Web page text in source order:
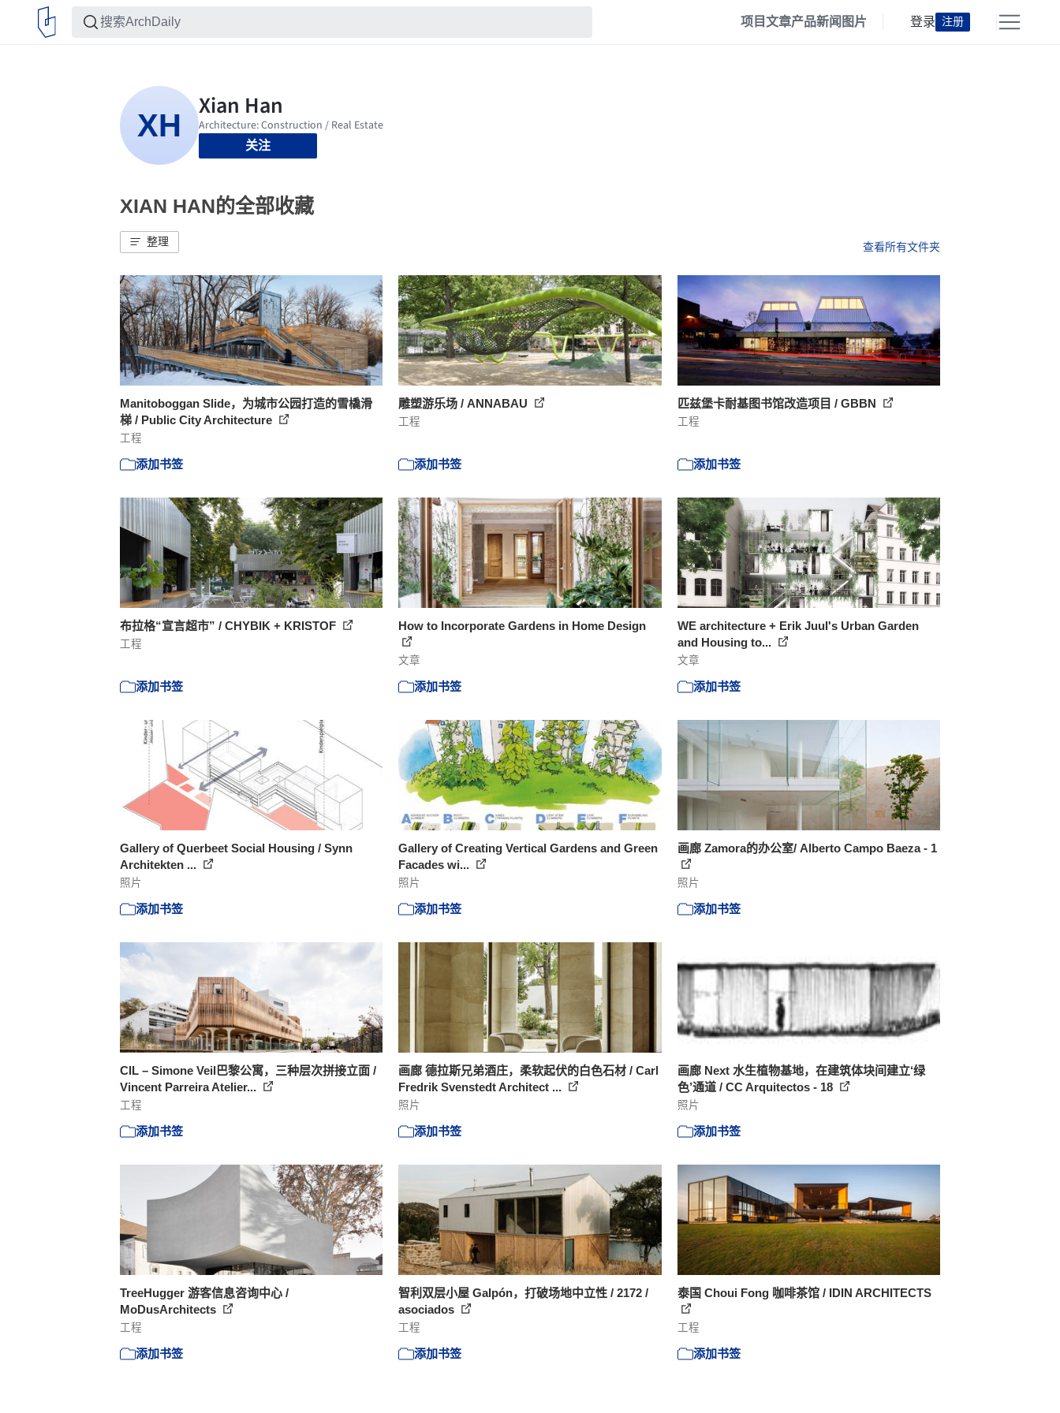
项目文章产品新闻 图片 登录 注册
关注
XIAN HAN的全部收藏
整理 查看所有文件夹
Manitoboggan Slide，为城市公园打造的雪橇滑
梯 / Public City Architecture
工程
添加书签
雕塑游乐场 / ANNABAU
工程
添加书签
匹兹堡卡耐基图书馆改造项目 / GBBN
工程
添加书签
布拉格“宣言超市” / CHYBIK + KRISTOF
工程
添加书签
How to Incorporate Gardens in Home Design
文章
添加书签
WE architecture + Erik Juul's Urban Garden
and Housing to...
文章
添加书签
Gallery of Querbeet Social Housing / Synn
Architekten ...
照片
添加书签
Gallery of Creating Vertical Gardens and Green
Facades wi...
照片
添加书签
画廊 Zamora的办公室/ Alberto Campo Baeza - 1
照片
添加书签
CIL – Simone Veil巴黎公寓，三种层次拼接立面 /
Vincent Parreira Atelier...
工程
添加书签
画廊 德拉斯兄弟酒庄，柔软起伏的白色石材 / Carl
Fredrik Svenstedt Architect ...
照片
添加书签
画廊 Next 水生植物基地，在建筑体块间建立‘绿
色’通道 / CC Arquitectos - 18
照片
添加书签
TreeHugger 游客信息咨询中心 /
MoDusArchitects
工程
添加书签
智利双层小屋 Galpón，打破场地中立性 / 2172 /
asociados
工程
添加书签
泰国 Choui Fong 咖啡茶馆 / IDIN ARCHITECTS
工程
添加书签